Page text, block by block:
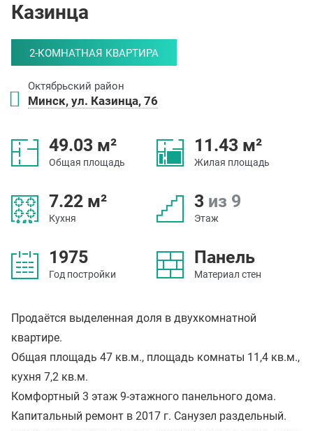
Казинца
2-КОМНАТНАЯ КВАРТИРА
Октябрьский район
Минск, ул. Казинца, 76
49.03 м²
Общая площадь
11.43 м²
Жилая площадь
7.22 м²
Кухня
3 из 9
Этаж
1975
Год постройки
Панель
Материал стен
Продаётся выделенная доля в двухкомнатной
квартире.
Общая площадь 47 кв.м., площадь комнаты 11,4 кв.м.,
кухня 7,2 кв.м.
Комфортный 3 этаж 9-этажного панельного дома.
Капитальный ремонт в 2017 г. Санузел раздельный.